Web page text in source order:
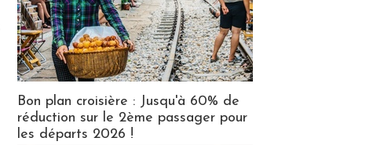
Bon plan croisière : Jusqu'à 60% de
réduction sur le 2ème passager pour
les départs 2026 !